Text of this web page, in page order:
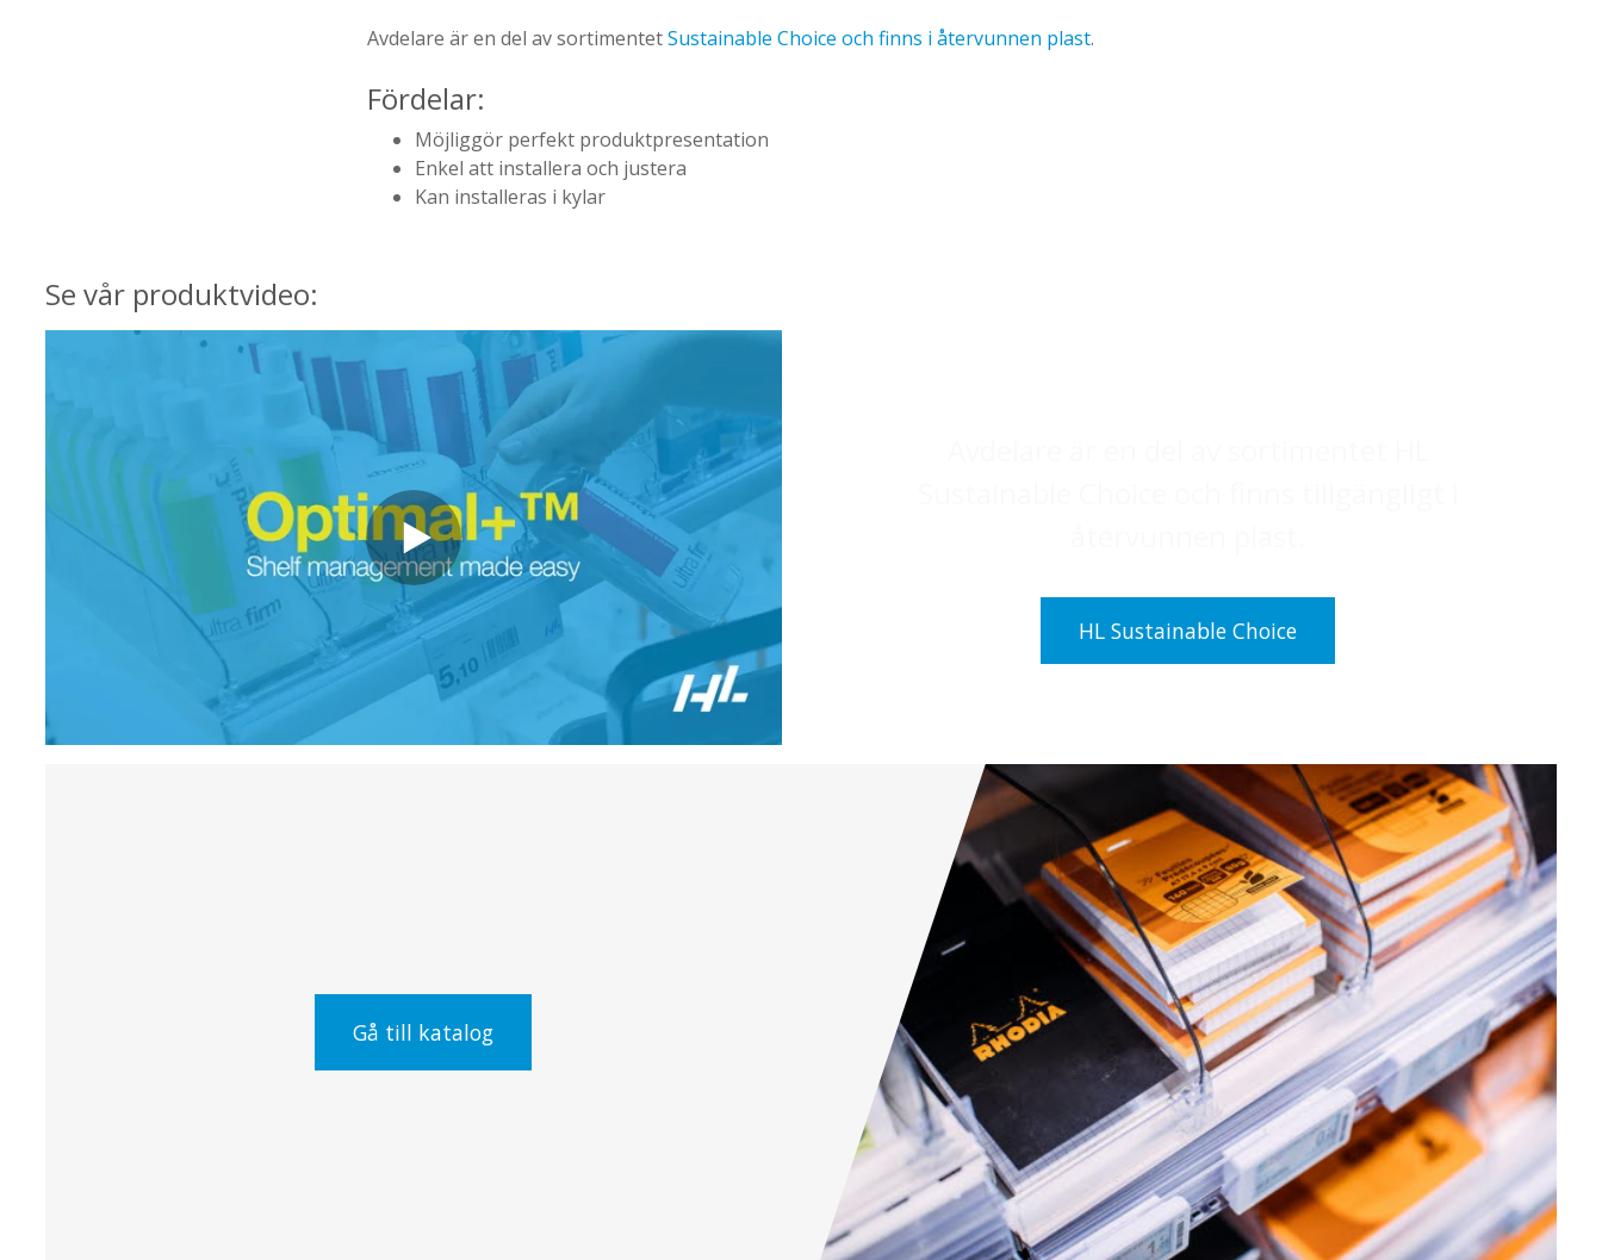
Avdelare är en del av sortimentetSustainable Choice och finns i återvunnen plast.
Fördelar:
Möjliggör perfekt produktpresentation
Enkel att installera och justera
Kan installeras i kylar
Se vår produktvideo:
HL Sustainable Choice
Gå till katalog